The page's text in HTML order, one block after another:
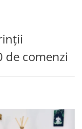
de comenzi